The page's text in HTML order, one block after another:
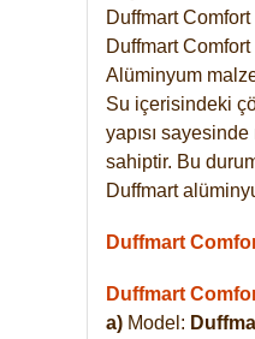
Duffmart
DuffmartComfort
Alüminyum
Su içerisindeki
yapısı
sahiptir. Bu
Duffmart
Duffmart
Duffmart
a) Model: